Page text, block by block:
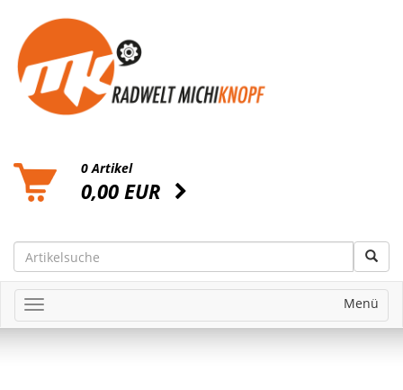
0 Artikel
0,00 EUR
Menü